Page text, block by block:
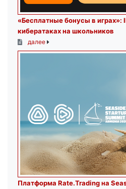
«Бесплатные бонусы в играх»:
кибератаках на школьников
далее
Платформа Rate.Trading на